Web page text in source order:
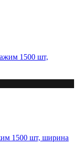
1500 шт, ширина